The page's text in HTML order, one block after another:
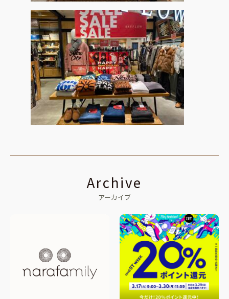
Archive
アーカイブ